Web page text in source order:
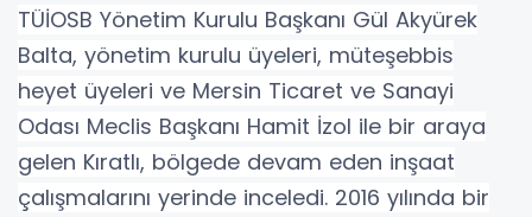
TÜİOSB Yönetim Kurulu Başkanı Gül Akyürek
Balta, yönetim kurulu üyeleri, müteşebbis
heyet üyeleri ve Mersin Ticaret ve Sanayi
Odası Meclis Başkanı Hamit İzol ile bir araya
gelen Kıratlı, bölgede devam eden inşaat
çalışmalarını yerinde inceledi. 2016 yılında bir